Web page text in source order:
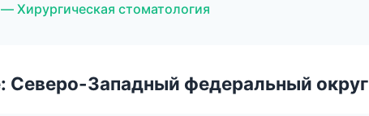
Хирургическая стоматология
Северо-Западный федеральный округ